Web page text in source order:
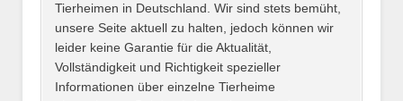
E-Mail*
Tierheimen in Deutschland. Wir sind stets bemüht,
unsere Seite aktuell zu halten, jedoch können wir
leider keine Garantie für die Aktualität,
Vollständigkeit und Richtigkeit spezieller
Informationen über einzelne Tierheime